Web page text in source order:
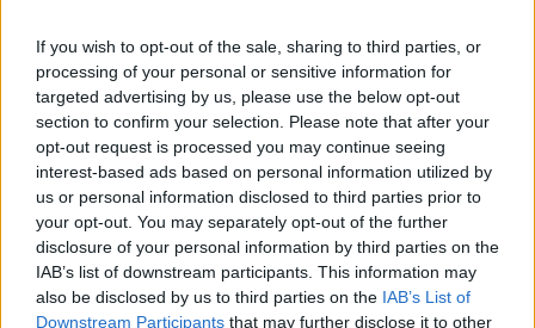
If you wish to opt-out of the sale, sharing to third parties, or
processing of your personal or sensitive information for
targeted advertising by us, please use the below opt-out
section to confirm your selection. Please note that after your
opt-out request is processed you may continue seeing
interest-based ads based on personal information utilized by
us or personal information disclosed to third parties prior to
your opt-out. You may separately opt-out of the further
disclosure of your personal information by third parties on the
IAB’s list of downstream participants. This information may
also be disclosed by us to third parties on the IAB’s List of
Downstream Participants that may further disclose it to other
Κοινωνία
Κατηγορούμενη στην δίκη για την Σύμβαση
717: Υπέβαλε μήνυση για κακοδικία